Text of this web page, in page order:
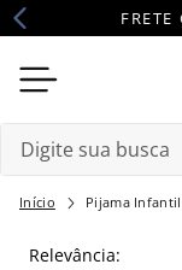
Pijama Infantil
Relevância
Termos mais buscados
1º camisola